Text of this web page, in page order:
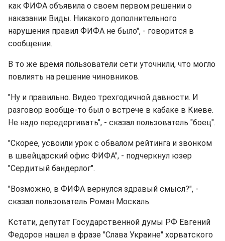
как ФИФА объявила о своем первом решении о
наказании Виды. Никакого дополнительного
нарушения правил ФИФА не было", - говорится в
сообщении.
В то же время пользователи сети уточнили, что могло
повлиять на решение чиновников.
"Ну и правильно. Видео трехгодичной давности. И
разговор вообще-то был о встрече в кабаке в Киеве.
Не надо передергивать", - сказал пользователь "боец".
"Скорее, усвоили урок с обвалом рейтинга и звонком
в швейцарский офис ФИФА", - подчеркнул юзер
"Сердитый бандерлог".
"Возможно, в ФИФА вернулся здравый смысл?", -
сказал пользователь Роман Москаль.
Кстати, депутат Государственной думы РФ Евгений
Федоров нашел в фразе "Слава Украине" хорватского